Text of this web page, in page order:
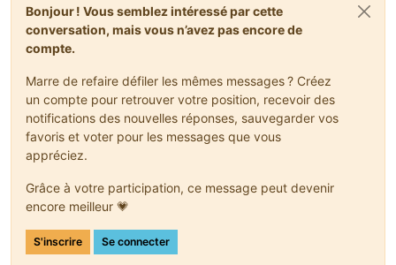
Bonjour ! Vous semblez intéressé par cette
conversation, mais vous n’avez pas encore de
compte.
Marre de refaire défiler les mêmes messages ? Créez
un compte pour retrouver votre position, recevoir des
notifications des nouvelles réponses, sauvegarder vos
favoris et voter pour les messages que vous
appréciez.
Grâce à votre participation, ce message peut devenir
encore meilleur 💗
S'inscrire Se connecter